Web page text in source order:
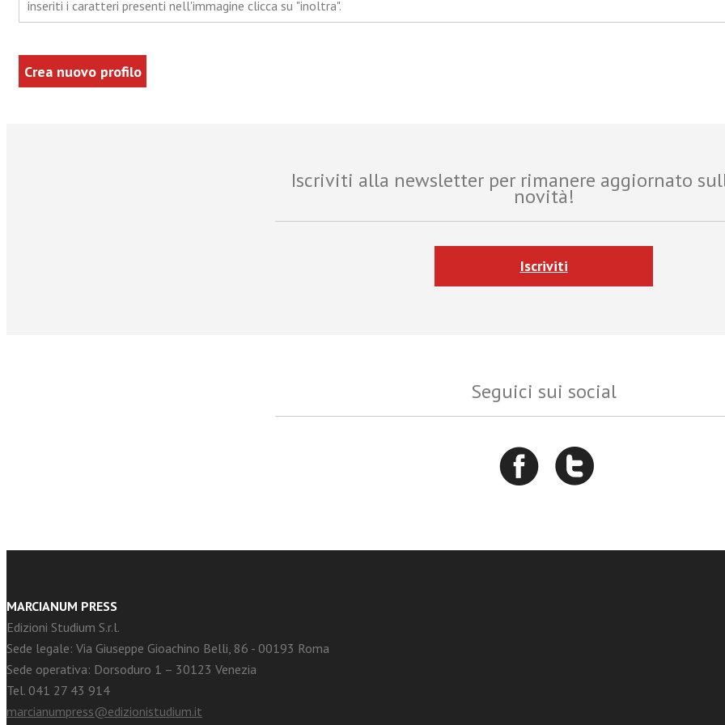
inseriti i caratteri presenti nell'immagine clicca su "inoltra".
Iscriviti alla newsletter per rimanere aggiornato
novità!
Iscriviti
Seguici sui social
MARCIANUM PRESS
Edizioni Studium S.r.l.
Sede legale: Via Giuseppe Gioachino Belli, 86 - 00193 Roma
Sede operativa: Dorsoduro 1 – 30123 Venezia
Tel. 041 27 43 914
marcianumpress@edizionistudium.it